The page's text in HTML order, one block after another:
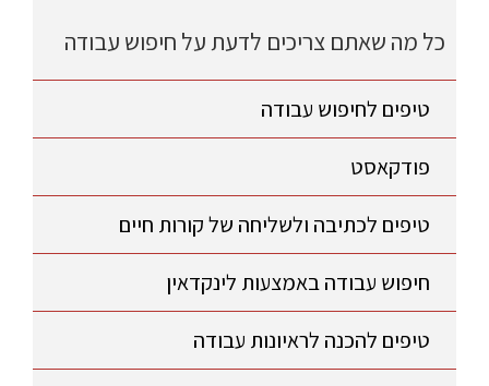
כל מה שאתם צריכים לדעת על חיפוש עבודה
טיפים לחיפוש עבודה
פודקאסט
טיפים לכתיבה ולשליחה של קורות חיים
חיפוש עבודה באמצעות לינקדאין
טיפים להכנה לראיונות עבודה